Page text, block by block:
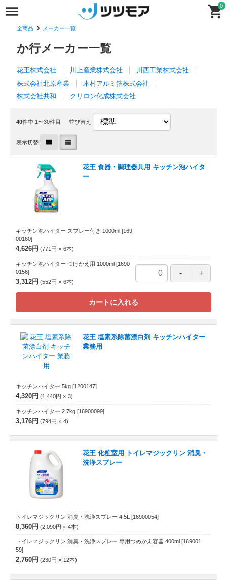
0
全商品 メーカー一覧
か行メーカー一覧
花王株式会社 川上産業株式会社
川西工業株式会社
株式会社北原産業
木村アルミ箔株式会社
株式会社共和
クリロン化成株式会社
40件中 1〜30件目 並び替え
表示切替
花王 食器・調理器具用 キッチン泡ハイタ
ー
キッチン泡ハイター スプレー付き 1000ml [169
00160]
4,626円 771円 6本
キッチン泡ハイター つけかえ用 1000ml [1690
0156]
3,312円 552円 6本
カートに入れる
花王 塩素系除菌漂白剤 キッチンハイター
業務用
キッチンハイター 5kg [1200147]
4,320円 1,440円 3
キッチンハイター 2.7kg [16900099]
3,176円 794円 4
花王 化粧室用 トイレマジックリン 消臭・
洗浄スプレー
トイレマジックリン 消臭・洗浄スプレー 4.5L [16900054]
8,360円 2,090円 4本
トイレマジックリン 消臭・洗浄スプレー 専用つめかえ容器 400ml [169001
59]
2,760円 230円 12本